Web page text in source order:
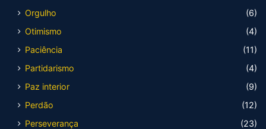
Orgulho
(6)
Otimismo
(4)
Paciência
(11)
Partidarismo
(4)
Paz interior
(9)
Perdão
(12)
Perseverança
(23)